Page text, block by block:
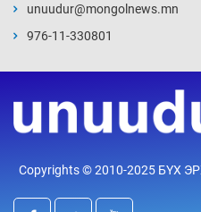
Өчигдөр 13
Өчигдөр 12
үйлчилж буй
Өчигдөр 12
unuudur@mongolnews.mn
976-11-330801
Copyrights © 2010-2025 БҮХ